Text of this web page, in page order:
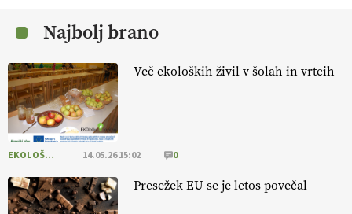
EKOloško = logično: ekološka kmetija
EKOloško = logično: VLOG Okus je
pomembnejši od izgleda
EKOloško = logično: ekološka kmetija PR'
RAKARI
Najbolj brano
Več ekoloških živil v šolah in vrtcih
EKOLOŠKO LOGIČNO 14.05.26 15:02 0
Presežek EU se je letos povečal